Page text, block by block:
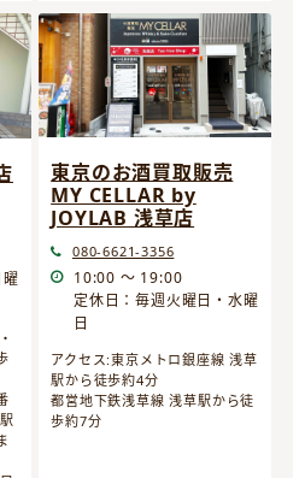
東京のお酒買取販売
MY CELLAR by
JOYLAB 浅草店
080-6621-3356
10:00 ～ 19:00
定休日：毎週火曜日・水曜
日
アクセス:東京メトロ銀座線 浅草
駅から徒歩約4分
都営地下鉄浅草線 浅草駅から徒
歩約7分